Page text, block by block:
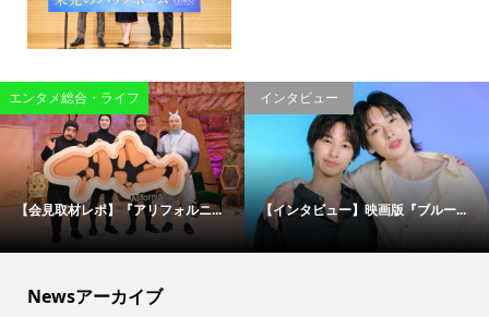
エンタメ総合・ライフ
【会見取材レポ】『アリフォルニ...
インタビュー
【インタビュー】映画版『ブルー...
Newsアーカイブ